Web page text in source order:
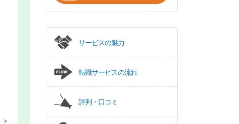
サービスの魅力
転職サービスの流れ
評判・口コミ